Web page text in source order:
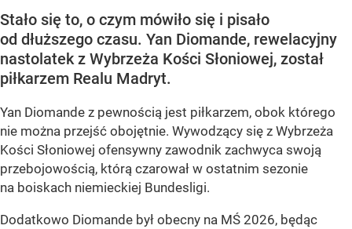
Stało się to, o czym mówiło się i pisało
od dłuższego czasu. Yan Diomande, rewelacyjny
nastolatek z Wybrzeża Kości Słoniowej, został
piłkarzem Realu Madryt.
Yan Diomande z pewnością jest piłkarzem, obok którego
nie można przejść obojętnie. Wywodzący się z Wybrzeża
Kości Słoniowej ofensywny zawodnik zachwyca swoją
przebojowością, którą czarował w ostatnim sezonie
na boiskach niemieckiej Bundesligi.
Dodatkowo Diomande był obecny na MŚ 2026, będąc